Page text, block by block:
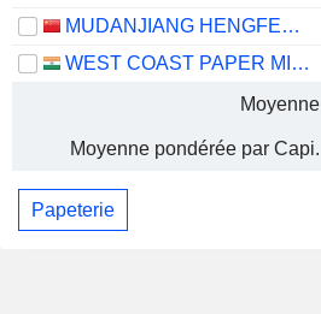
MUDANJIANG HENGFENG PAPER CO.,LTD
WEST COAST PAPER MILLS LIMITED
Moyenne
Moyenne pondérée par Capi.
Papeterie